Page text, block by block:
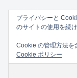
プライバシーと
のサイトの使用を続
Cookie の管理方法を
Cookie ポリシー